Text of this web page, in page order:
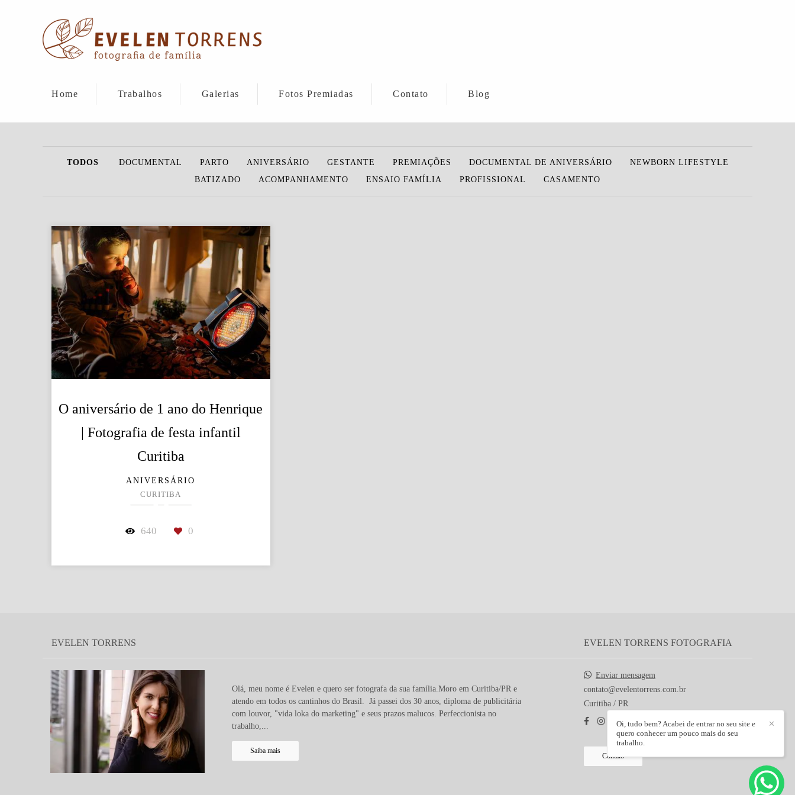
Home Trabalhos Galerias Fotos Premiadas Contato Blog
TODOS DOCUMENTAL PARTO ANIVERSÁRIO GESTANTE PREMIAÇÕES DOCUMENTAL DE ANIVERSÁRIO
NEWBORN LIFESTYLE
BATIZADO
ACOMPANHAMENTO ENSAIO FAMÍLIA PROFISSIONAL CASAMENTO
O aniversário de 1 ano do Henrique
| Fotografia de festa infantil
Curitiba
ANIVERSÁRIO
CURITIBA
640 0
EVELEN TORRENS
Olá, meu nome é Evelen e quero ser fotografa da sua família.Moro em Curitiba/PR e
atendo em todos os cantinhos do Brasil. Já passei dos 30 anos, diploma de publicitária
com louvor, "vida loka do marketing" e seus prazos malucos. Perfeccionista no
trabalho,...
Saiba mais
EVELEN TORRENS FOTOGRAFIA
Enviar mensagem
contato@evelentorrens.com.br
Curitiba / PR
Contato
✕
Oi, tudo bem? Acabei de entrar no seu site e
quero conhecer um pouco mais do seu
trabalho.